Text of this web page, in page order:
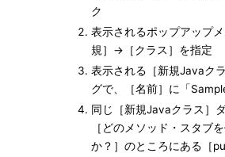
ク
表示されるポップアップ
規］→［クラス］を指定
表示される［新規Javaク
グで、［名前］に「
同じ［新規Javaクラス］
［どのメソッド・スタブ
か？］のところにある［